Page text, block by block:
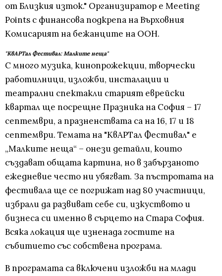
от Близкия изток." Организиратор е Meeting
Points с финансова подкрепа на Върховния
Комисарият на бежанците на ООН.
"КвАРТал Фестивал: Малките неща"
С много музика, кинопрожекции, творчески
работилници, изложби, инсталации и
театрални спектакли старият еврейски
квартал ще посрещне Празника на София – 17
септември, а празненствата са на 16, 17 и 18
септември. Темата на "КвАРТал Фестивал" е
„Малките неща“ – онези детайли, които
създават общата картина, но в забързаното
ежедневие често ни убягват. За пъстротата на
фестивала ще се погрижат над 80 участници,
избрали да развиват себе си, изкуството и
бизнеса си именно в сърцето на Стара София.
Всяка локация ще изненада гостите на
събитието със собствена програма.
В програмата са включени изложби на млади